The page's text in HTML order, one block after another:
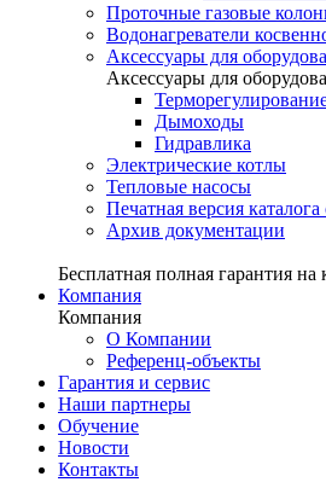
Проточные газовые
Водонагреватели
Аксессуары для
Аксессуары для
Дымоходы
Гидравлика
Электрические котлы
Тепловые насосы
Печатная версия
Архив документации
Бесплатная полная гарантия на
Компания
Компания
О Компании
Референц-объекты
Гарантия и сервис
Наши партнеры
Обучение
Новости
Контакты